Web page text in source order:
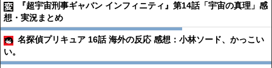
『超宇宙刑事ギャバン インフィニティ』第14話「宇宙の真理」感
想・実況まとめ
名探偵プリキュア 16話 海外の反応 感想：小林ソード、かっこい
い。